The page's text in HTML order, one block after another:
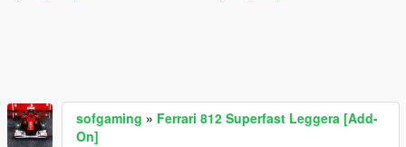
sofgaming » Ferrari 812 Superfast Leggera [Add-
On]